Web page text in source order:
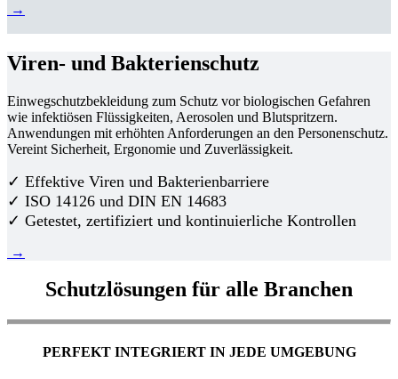
→
Viren- und Bakterienschutz
Einwegschutzbekleidung zum Schutz vor biologischen Gefahren
wie infektiösen Flüssigkeiten, Aerosolen und Blutspritzern.
Anwendungen mit erhöhten Anforderungen an den Personenschutz.
Vereint Sicherheit, Ergonomie und Zuverlässigkeit.
✓ Effektive Viren und Bakterienbarriere
✓ ISO 14126 und DIN EN 14683
✓ Getestet, zertifiziert und kontinuierliche Kontrollen
→
Schutzlösungen für alle Branchen
PERFEKT INTEGRIERT IN JEDE UMGEBUNG